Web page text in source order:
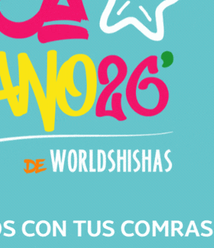
Suscribirme
Av. de Barberà, 306